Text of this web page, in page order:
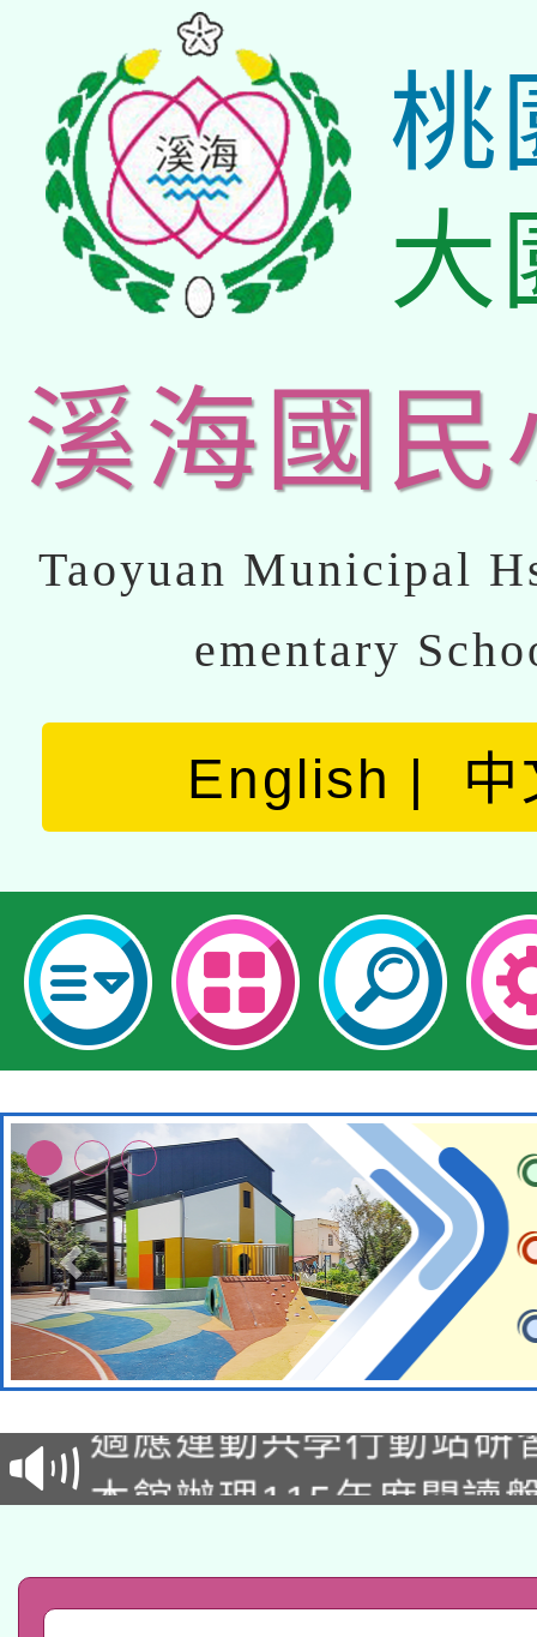
桃
大
溪海國民
Taoyuan Municipal
ementary
English 中
本校115學年度第2次
招甄選結果公告(無人
招)
本館辦理115年度閱讀
礎課程
A3數位素養講師名單